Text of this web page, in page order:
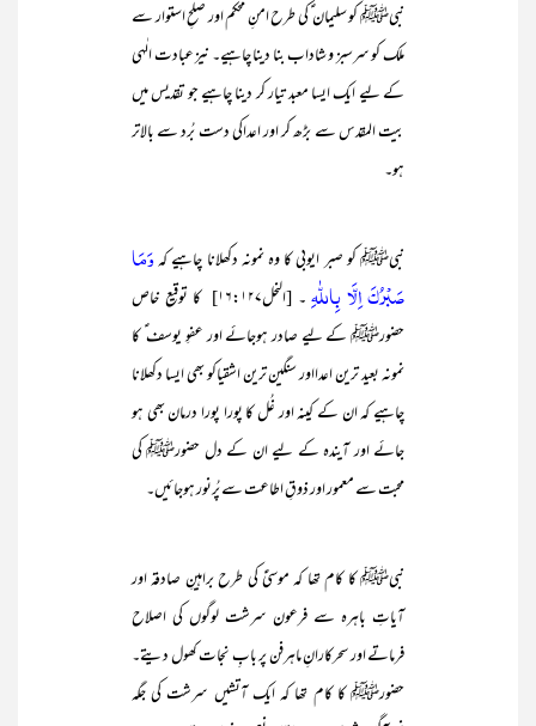
نبیﷺ کو سلیمان ؑـ کی طرح امنِ محکم اور صلحِ استوار سے
ملک کو سرسبز و شاداب بنا دینا چاہیے۔ نیز عبادت الٰہی
کے لیے ایک ایسا معبد تیار کر دینا چاہیے جو تقدیس میں
بیت المقدس سے بڑھ کر اور اعداکی دست بُرد سے بالاتر
ہو۔
نبیﷺ کو صبر ایوبی کا وہ نمونہ دکھلانا چاہیے کہوَمَا
صَبْرُكَ اِلَّا بِاللّٰهِ
۔ [النحل۱۶:۱۲۷] کا توقیع خاص
حضورﷺ کے لیے صادر ہوجائے اور عفوِ یوسف ؑ کا
نمونہ بعید ترین اعدااور سنگین ترین اشقیاکو بھی ایسا دکھلانا
چاہیے کہ ان کے کینہ اور غُل کا پورا پورا درمان بھی ہو
جائے اور آیندہ کے لیے ان کے دل حضورﷺ کی
محبت سے معمور اور ذوقِ اطاعت سے پُرنور ہوجائیں۔
نبیﷺ کا کام تھا کہ موسیٰؑ کی طرح براہینِ صادقہ اور
آیاتِ باہرہ سے فرعون سرشت لوگوں کی اصلاح
فرماتے اور سحرکارانِ ماہرفن پر بابِ نجات کھول دیتے۔
حضورﷺ کا کام تھا کہ ایک آتشیں سرشت کی جگہ